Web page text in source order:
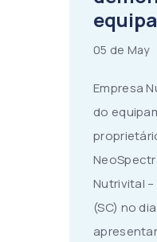
05 de May
Empresa
do
Nutrivital
(SC) no